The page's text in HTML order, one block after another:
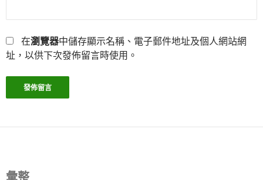
在瀏覽器中儲存顯示名稱、電子郵件地址及個人網站網
址，以供下次發佈留言時使用。
彙整